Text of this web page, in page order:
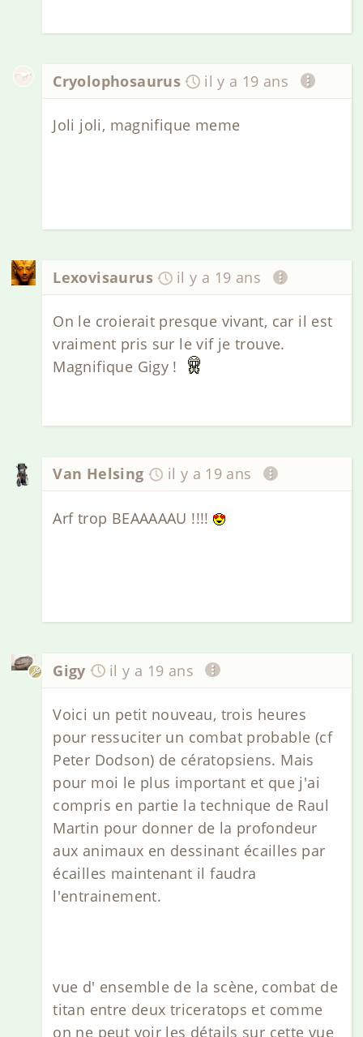
Cryolophosaurus il y a 19 ans
Joli joli, magnifique meme
Lexovisaurus il y a 19 ans
On le croierait presque vivant, car il est
vraiment pris sur le vif je trouve.
Magnifique Gigy !
Van Helsing il y a 19 ans
Arf trop BEAAAAAU !!!!
Gigy il y a 19 ans
Voici un petit nouveau, trois heures
pour ressuciter un combat probable (cf
Peter Dodson) de cératopsiens. Mais
pour moi le plus important et que j'ai
compris en partie la technique de Raul
Martin pour donner de la profondeur
aux animaux en dessinant écailles par
écailles maintenant il faudra
l'entrainement.
vue d' ensemble de la scène, combat de
titan entre deux triceratops et comme
on ne peut voir les détails sur cette vue